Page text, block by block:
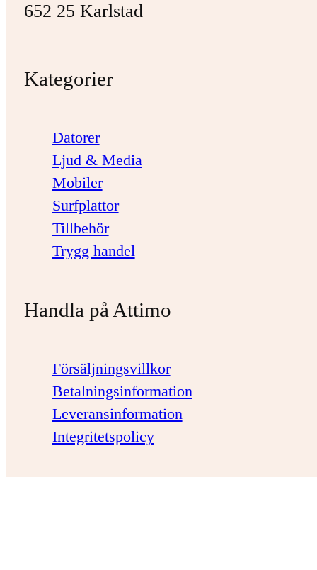
652 25 Karlstad
Kategorier
Datorer
Ljud & Media
Mobiler
Surfplattor
Tillbehör
Trygg handel
Handla på Attimo
Försäljningsvillkor
Betalningsinformation
Leveransinformation
Integritetspolicy